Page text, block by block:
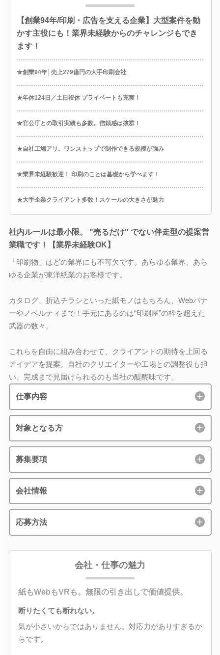
【創業94年/印刷・広告を支える企業】大型案件を動
かす主役にも！業界未経験からのチャレンジもでき
ます！
★創業94年│売上279億円の大手印刷会社
★年休124日／土日祝休 プライベートも充実！
★官公庁との取引実績も多数。信頼感は抜群！
★自社工場アリ。ワンストップで制作できる規模が強み
★業界未経験歓迎！ 印刷のことは基礎から学べます！
★大手企業クライアント多数！スケールの大きさが魅力
社内ルールは最小限。 "売るだけ" でない伴走型の提案営
業職です！【業界未経験OK】
「印刷物」はどの業界にも不可欠です。あらゆる業界、あら
ゆる企業が東洋紙業のお客様です。
カタログ、折込チラシといった紙モノはもちろん、Webバナ
ーやノベルティまで！手元にあるのは“印刷屋”の枠を超えた
武器の数々。
これらを自由に組み合わせて、クライアントの期待を上回る
アイデアを提案。自社のクリエイターや工場との調整役も担
い、完成まで見届けられるのも当社の醍醐味です。
仕事内容
対象となる方
募集要項
会社情報
応募方法
会社・仕事の魅力
紙もWebもVRも。無限の引き出しで価値提供。
断りたくても断れない。
気が小さいからではありません。対応力がありすぎるか
らです。